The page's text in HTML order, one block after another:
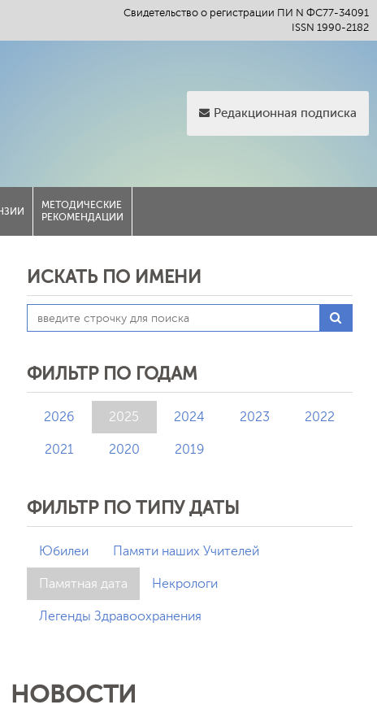
Свидетельство о регистрации ПИ N ФС77-34091
ISSN 1990-2182
Редакционная подписка
МЕТОДИЧЕСКИЕ
РЕКОМЕНДАЦИИ
ИСКАТЬ ПО ИМЕНИ
ФИЛЬТР ПО ГОДАМ
2026 2025 2024 2023 2022
2021 2020 2019
ФИЛЬТР ПО ТИПУ ДАТЫ
Юбилеи Памяти наших Учителей
Памятная дата Некрологи
Легенды Здравоохранения
НОВОСТИ